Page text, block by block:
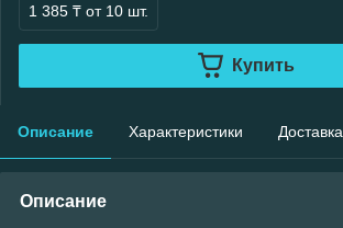
1 385 ₸ от 10 шт.
Купить
Описание Характеристики Доставка
Описание